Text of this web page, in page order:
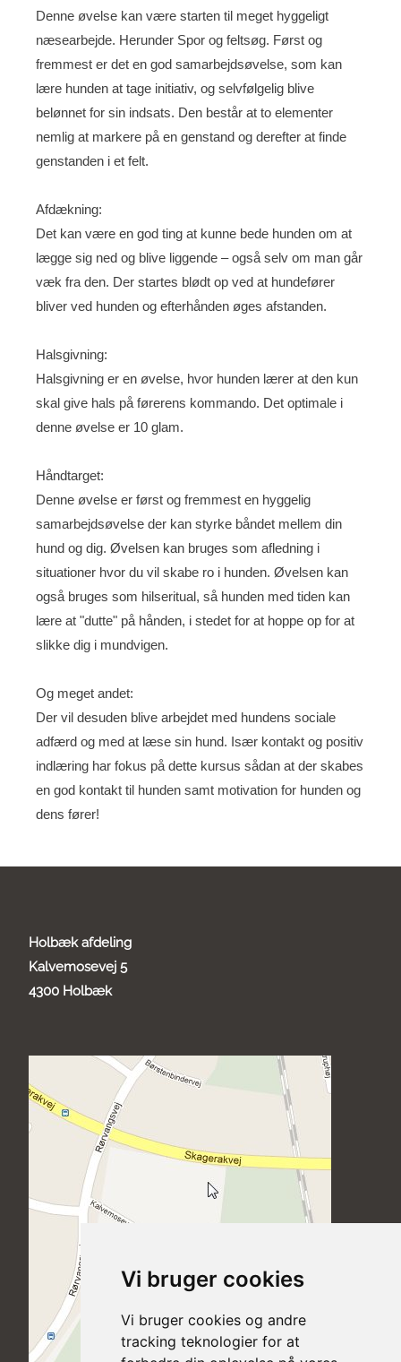
Vi bruger cookies
Vi bruger cookies og andre
tracking teknologier for at
Denne øvelse kan være starten til meget hyggeligt
næsearbejde. Herunder Spor og feltsøg. Først og
fremmest er det en god samarbejdsøvelse, som kan
lære hunden at tage initiativ, og selvfølgelig blive
belønnet for sin indsats. Den består at to elementer
nemlig at markere på en genstand og derefter at finde
genstanden i et felt.
Afdækning:
Det kan være en god ting at kunne bede hunden om at
lægge sig ned og blive liggende – også selv om man går
væk fra den. Der startes blødt op ved at hundefører
bliver ved hunden og efterhånden øges afstanden.
Halsgivning:
Halsgivning er en øvelse, hvor hunden lærer at den kun
skal give hals på førerens kommando. Det optimale i
denne øvelse er 10 glam.
Håndtarget:
Denne øvelse er først og fremmest en hyggelig
samarbejdsøvelse der kan styrke båndet mellem din
hund og dig. Øvelsen kan bruges som afledning i
situationer hvor du vil skabe ro i hunden. Øvelsen kan
også bruges som hilseritual, så hunden med tiden kan
lære at "dutte" på hånden, i stedet for at hoppe op for at
slikke dig i mundvigen.
Og meget andet:
Der vil desuden blive arbejdet med hundens sociale
adfærd og med at læse sin hund. Især kontakt og positiv
indlæring har fokus på dette kursus sådan at der skabes
en god kontakt til hunden samt motivation for hunden og
dens fører!
Holbæk afdeling
Kalvemosevej 5
4300 Holbæk